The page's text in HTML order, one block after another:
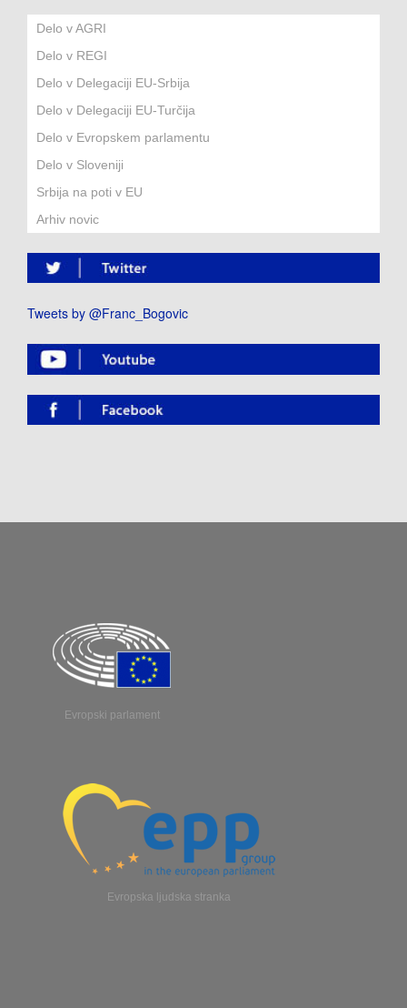
Delo v AGRI
Delo v REGI
Delo v Delegaciji EU-Srbija
Delo v Delegaciji EU-Turčija
Delo v Evropskem parlamentu
Delo v Sloveniji
Srbija na poti v EU
Arhiv novic
Tweets by @Franc_Bogovic
Evropski parlament
Evropska ljudska stranka